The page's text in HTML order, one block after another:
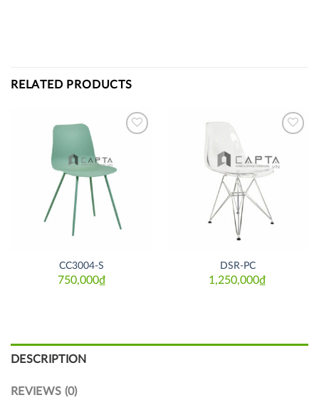
RELATED PRODUCTS
CC3004-S
750,000₫
DSR-PC
1,250,000₫
DESCRIPTION
REVIEWS (0)